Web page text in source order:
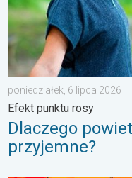
poniedziałek, 6 lipca 2026
Efekt punktu rosy
Dlaczego
przyjemne?